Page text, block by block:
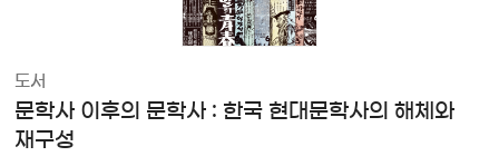
도서
문학사 이후의 문학사 : 한국 현대문학사의 해체와
재구성